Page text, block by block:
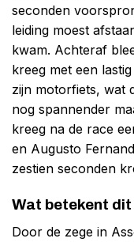
seconden
leiding moest
kwam. Achteraf
kreeg met een
zijn motorfiets, wat
nog spannender
kreeg na de race
en Augusto
zestien seconden
Wat betekent
Door de zege in